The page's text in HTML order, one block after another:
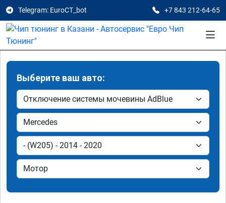
Telegram: EuroCT_bot +7 843 212-64-65
Выберите ваш авто: